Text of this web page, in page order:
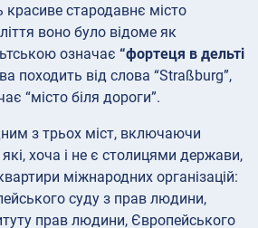
стародавнє місто
воно було відоме як
означає “фортеця в дельті
походить від слова “Straßburg”,
“місто біля дороги”.
з трьох міст, включаючи
хоча і не є столицями держави,
міжнародних організацій:
суду з прав людини,
прав людини, Європейського